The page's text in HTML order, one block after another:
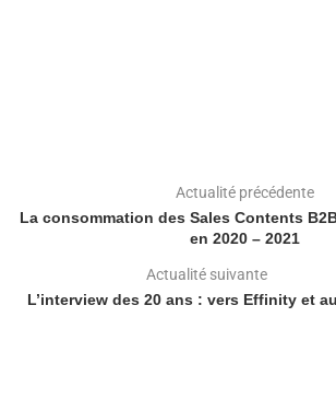
Actualité précédente
La consommation des Sales Contents
en 2020 – 2021
Actualité suivante
L’interview des 20 ans : vers Effinity et